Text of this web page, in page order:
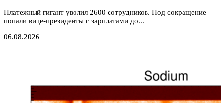
Платежный гигант уволил 2600 сотрудников. Под сокращение
попали вице-президенты с зарплатами до...
06.08.2026